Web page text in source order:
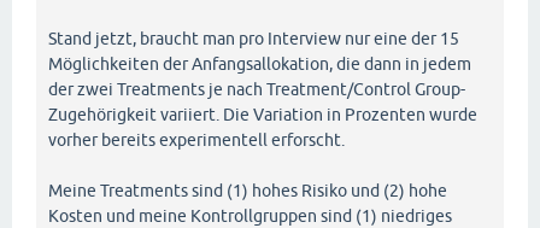
Stand jetzt, braucht man pro Interview nur eine der 15
Möglichkeiten der Anfangsallokation, die dann in jedem
der zwei Treatments je nach Treatment/Control Group-
Zugehörigkeit variiert. Die Variation in Prozenten wurde
vorher bereits experimentell erforscht.
Meine Treatments sind (1) hohes Risiko und (2) hohe
Kosten und meine Kontrollgruppen sind (1) niedriges